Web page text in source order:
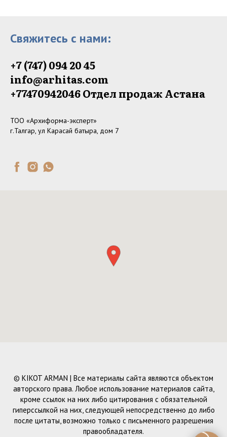
Свяжитесь с нами:
+7 (747) 094 20 45
info@arhitas.com
+77470942046‬ Отдел продаж Астана
ТОО «Архиформа-эксперт»
г.Талгар, ул Карасай батыра, дом 7
© KIKOT ARMAN | Все материалы сайта являются объектом
авторского права. Любое использование материалов сайта,
кроме ссылок на них либо цитирования с обязательной
гиперссылкой на них, следующей непосредственно до либо
после цитаты, возможно только с письменного разрешения
правообладателя.